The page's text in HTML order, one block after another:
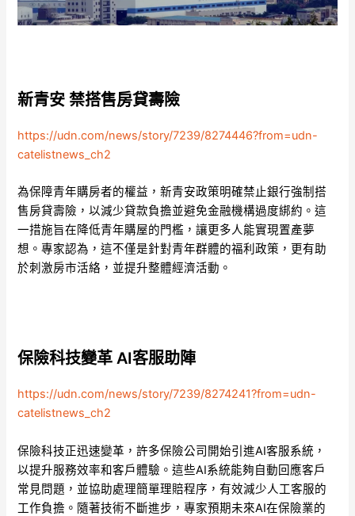
新青安 禁搭售房貸壽險
https://udn.com/news/story/7239/8274446?from=udn-
catelistnews_ch2
為保障青年購房者的權益，新青安政策明確禁止銀行強制搭
售房貸壽險，以減少貸款負擔並避免金融機構過度綁約。這
一措施旨在降低青年購屋的門檻，讓更多人能實現置產夢
想。專家認為，這不僅是針對青年群體的福利政策，更有助
於刺激房市活絡，並提升整體經濟活動。
保險科技變革 AI客服助陣
https://udn.com/news/story/7239/8274241?from=udn-
catelistnews_ch2
保險科技正迅速變革，許多保險公司開始引進AI客服系統，
以提升服務效率和客戶體驗。這些AI系統能夠自動回應客戶
常見問題，並協助處理簡單理賠程序，有效減少人工客服的
工作負擔。隨著技術不斷進步，專家預期未來AI在保險業的